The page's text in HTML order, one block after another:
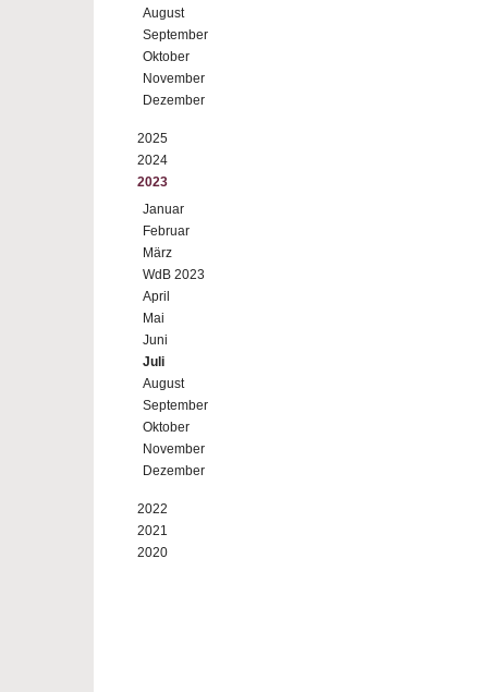
August
September
Oktober
November
Dezember
2025
2024
2023
Januar
Februar
März
WdB 2023
April
Mai
Juni
Juli
August
September
Oktober
November
Dezember
2022
2021
2020